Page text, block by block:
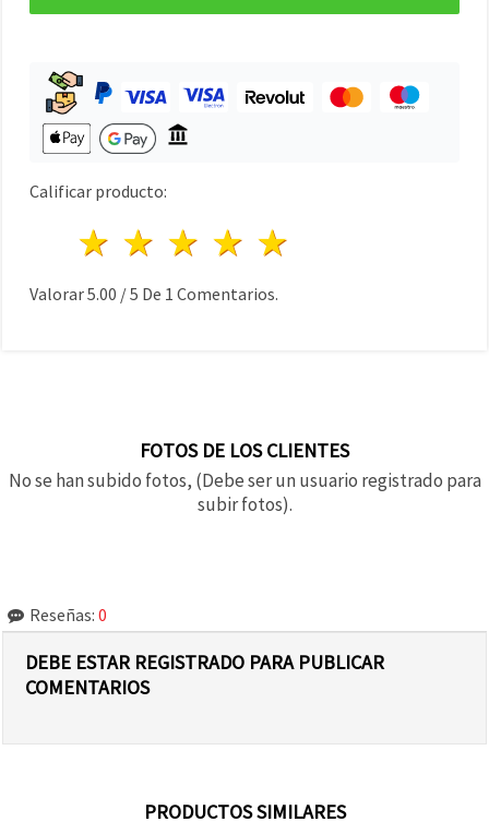
Calificar producto:
4 estrellas
3 estrellas
2 estrellas
1 estrella
Valorar5.00 /5 De 1 Comentarios.
FOTOS DE LOS CLIENTES
No se han subido fotos, (Debe ser un usuario registrado para
subir fotos).
Reseñas: 0
DEBE ESTAR REGISTRADO PARA PUBLICAR
COMENTARIOS
PRODUCTOS SIMILARES